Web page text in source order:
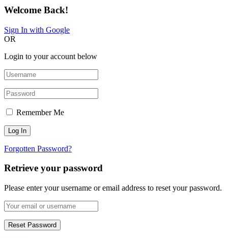
Welcome Back!
Sign In with Google
OR
Login to your account below
Remember Me
Forgotten Password?
Retrieve your password
Please enter your username or email address to reset your password.